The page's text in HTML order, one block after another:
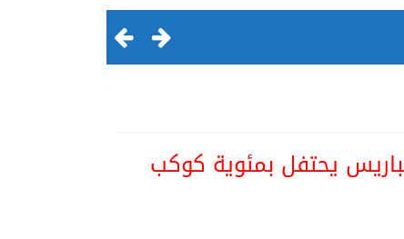
يحتفل بمئوية كوكب